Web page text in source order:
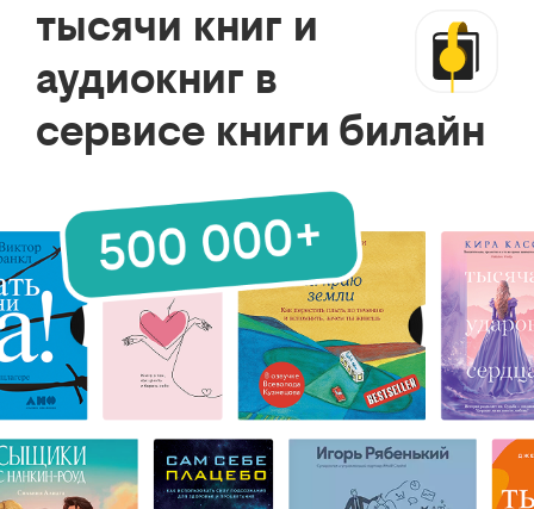
тысячи книг и
аудиокниг в
сервисе книги билайн